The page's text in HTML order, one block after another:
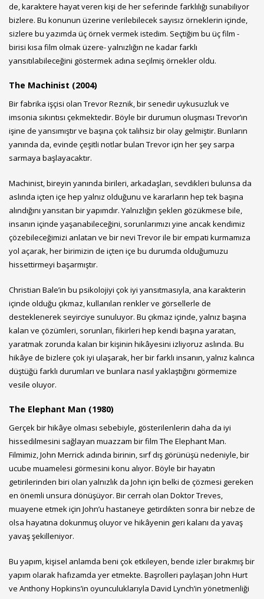
de, karaktere hayat veren kişi de her seferinde farklılığı sunabiliyor
bizlere. Bu konunun üzerine verilebilecek sayısız örneklerin içinde,
sizlere bu yazımda üç örnek vermek istedim. Seçtiğim bu üç film -
birisi kısa film olmak üzere- yalnızlığın ne kadar farklı
yansıtılabileceğini göstermek adına seçilmiş örnekler oldu.
The Machinist (2004)
Bir fabrika işçisi olan Trevor Reznik, bir senedir uykusuzluk ve
imsonia sıkıntısı çekmektedir. Böyle bir durumun oluşması Trevor’ın
işine de yansımıştır ve başına çok talihsiz bir olay gelmiştir. Bunların
yanında da, evinde çeşitli notlar bulan Trevor için her şey sarpa
sarmaya başlayacaktır.
Machinist, bireyin yanında birileri, arkadaşları, sevdikleri bulunsa da
aslında içten içe hep yalnız olduğunu ve kararların hep tek başına
alındığını yansıtan bir yapımdır. Yalnızlığın şeklen gözükmese bile,
insanın içinde yaşanabileceğini, sorunlarımızı yine ancak kendimiz
çözebileceğimizi anlatan ve bir nevi Trevor ile bir empati kurmamıza
yol açarak, her birimizin de içten içe bu durumda olduğumuzu
hissettirmeyi başarmıştır.
Christian Bale’in bu psikolojiyi çok iyi yansıtmasıyla, ana karakterin
içinde olduğu çıkmaz, kullanılan renkler ve görsellerle de
desteklenerek seyirciye sunuluyor. Bu çıkmaz içinde, yalnız başına
kalan ve çözümleri, sorunları, fikirleri hep kendi başına yaratan,
yaratmak zorunda kalan bir kişinin hikâyesini izliyoruz aslında. Bu
hikâye de bizlere çok iyi ulaşarak, her bir farklı insanın, yalnız kalınca
düştüğü farklı durumları ve bunlara nasıl yaklaştığını görmemize
vesile oluyor.
The Elephant Man (1980)
Gerçek bir hikâye olması sebebiyle, gösterilenlerin daha da iyi
hissedilmesini sağlayan muazzam bir film The Elephant Man.
Filmimiz, John Merrick adında birinin, sırf dış görünüşü nedeniyle, bir
ucube muamelesi görmesini konu alıyor. Böyle bir hayatın
getirilerinden biri olan yalnızlık da John için belki de çözmesi gereken
en önemli unsura dönüşüyor. Bir cerrah olan Doktor Treves,
muayene etmek için John’u hastaneye getirdikten sonra bir nebze de
olsa hayatına dokunmuş oluyor ve hikâyenin geri kalanı da yavaş
yavaş şekilleniyor.
Bu yapım, kişisel anlamda beni çok etkileyen, bende izler bırakmış bir
yapım olarak hafızamda yer etmekte. Başrolleri paylaşan John Hurt
ve Anthony Hopkins’in oyunculuklarıyla David Lynch’in yönetmenliği